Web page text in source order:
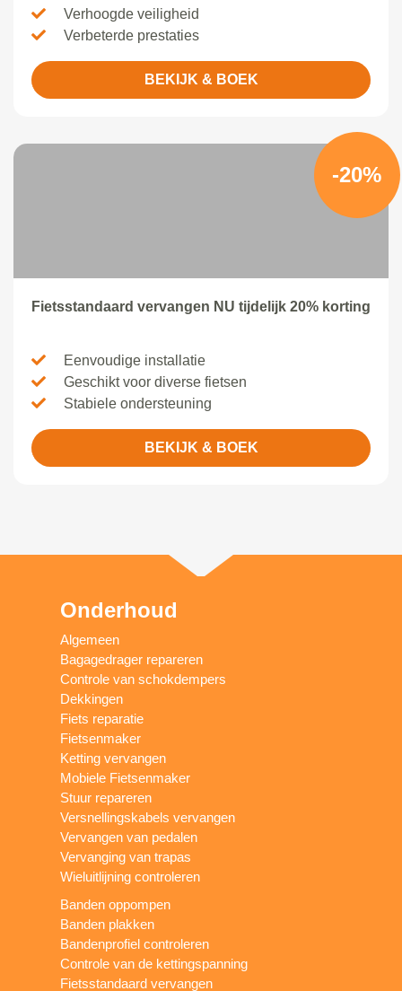
Verhoogde veiligheid
Verbeterde prestaties
BEKIJK & BOEK
-20%
Fietsstandaard vervangen NU tijdelijk 20% korting
Eenvoudige installatie
Geschikt voor diverse fietsen
Stabiele ondersteuning
BEKIJK & BOEK
Onderhoud
Algemeen
Bagagedrager repareren
Controle van schokdempers
Dekkingen
Fiets reparatie
Fietsenmaker
Ketting vervangen
Mobiele Fietsenmaker
Stuur repareren
Versnellingskabels vervangen
Vervangen van pedalen
Vervanging van trapas
Wieluitlijning controleren
Banden oppompen
Banden plakken
Bandenprofiel controleren
Controle van de kettingspanning
Fietsstandaard vervangen